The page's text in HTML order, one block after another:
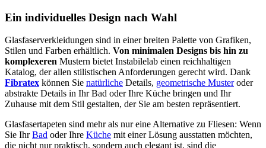
Ein individuelles Design nach Wahl
Glasfaserverkleidungen sind in einer breiten Palette von Grafiken,
Stilen und Farben erhältlich. Von minimalen Designs bis hin zu
komplexeren Mustern bietet Instabilelab einen reichhaltigen
Katalog, der allen stilistischen Anforderungen gerecht wird. Dank
Fibratex können Sie natürliche Details, geometrische Musteroder
abstrakte Details in Ihr Bad oder Ihre Küche bringen und Ihr
Zuhause mit dem Stil gestalten, der Sie am besten repräsentiert.
Glasfasertapeten sind mehr als nur eine Alternative zu Fliesen: Wenn
Sie IhrBad oder Ihre Küche mit einer Lösung ausstatten möchten,
die nicht nur praktisch, sondern auch elegant ist, sind die